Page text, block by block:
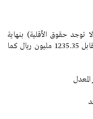
توجد حقوق الأقلية) بنهاية
1235.35 مليون ريال كما
المعدل